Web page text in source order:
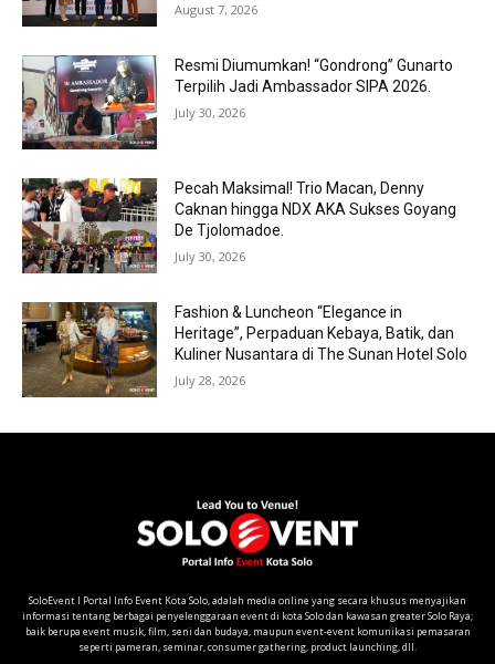
August 7, 2026
Resmi Diumumkan! “Gondrong” Gunarto
Terpilih Jadi Ambassador SIPA 2026.
July 30, 2026
Pecah Maksimal! Trio Macan, Denny
Caknan hingga NDX AKA Sukses Goyang
De Tjolomadoe.
July 30, 2026
Fashion & Luncheon “Elegance in
Heritage”, Perpaduan Kebaya, Batik, dan
Kuliner Nusantara di The Sunan Hotel Solo
July 28, 2026
SoloEvent I Portal Info Event Kota Solo, adalah media online yang secara khusus menyajikan
informasi tentang berbagai penyelenggaraan event di kota Solo dan kawasan greater Solo Raya;
baik berupa event musik, film, seni dan budaya, maupun event-event komunikasi pemasaran
seperti pameran, seminar, consumer gathering, product launching, dll.